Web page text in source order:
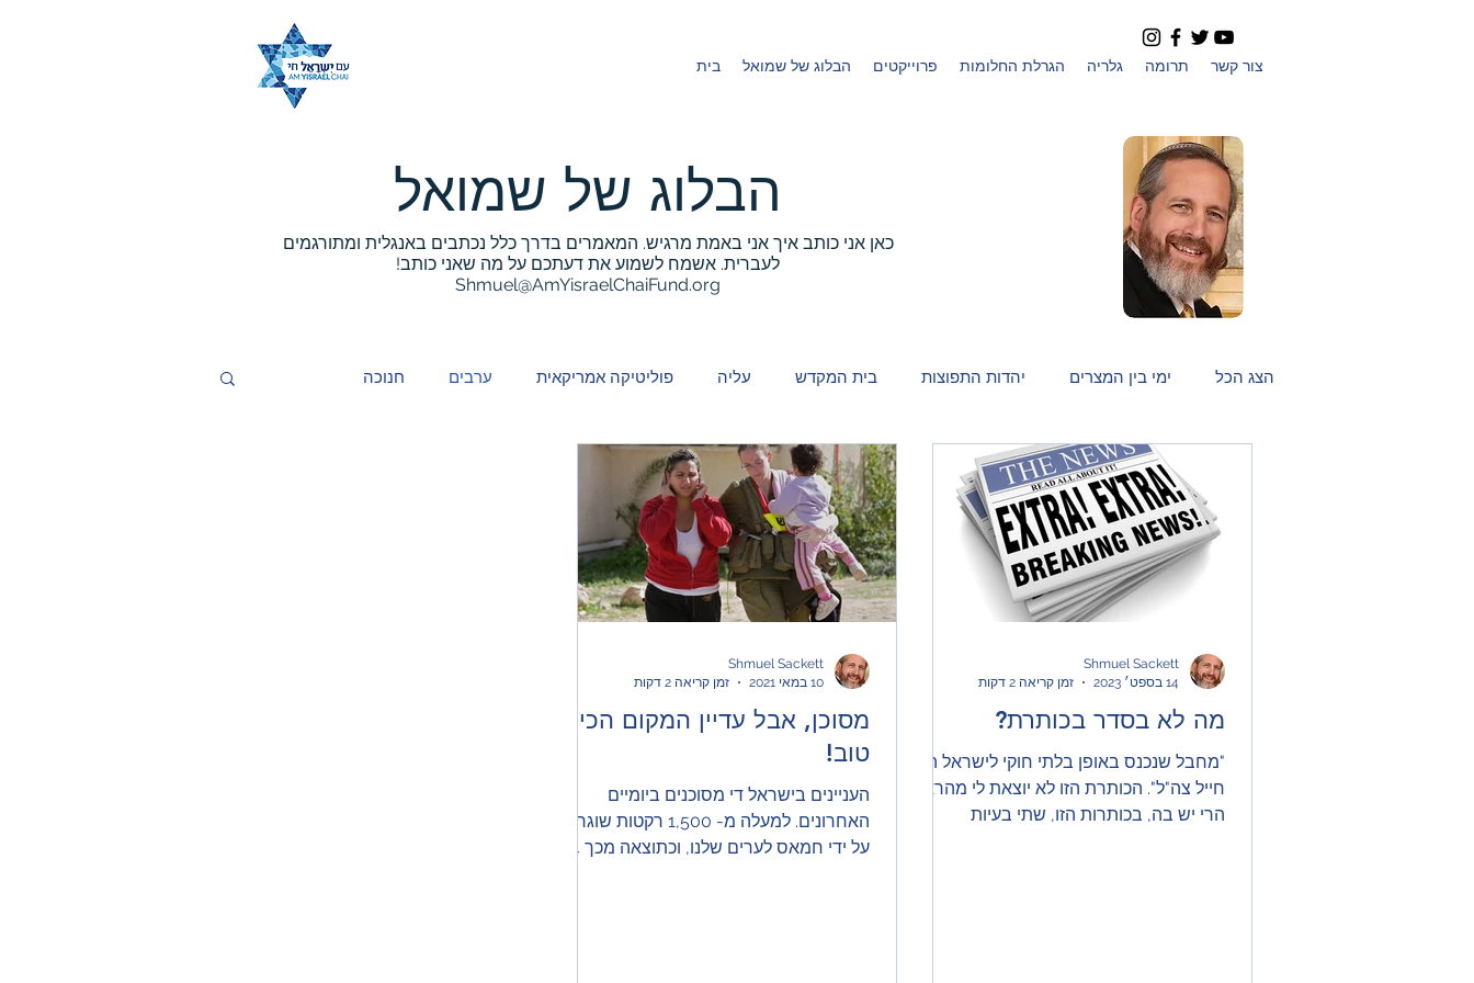
בית הבלוג של שמואל פרוייקטים הגרלת החלומות גלריה תרומה צור קשר
הבלוג של שמואל
כאן אני כותב איך אני באמת מרגיש. המאמרים בדרך כלל נכתבים באנגלית ומתורגמים
לעברית. אשמח לשמוע את דעתכם על מה שאני כותב!
Shmuel@AmYisraelChaiFund.org
הצג הכל ימי בין המצרים יהדות התפוצות בית המקדש עליה פוליטיקה אמריקאית ערבים חנוכה
ראש השנה ויום כיפור קהילה מול עם פסח פוליטיקה ישראלית או"ם
יום העצמאות סוף לטרור עזה פורים זהות ומנהיגות יהודית גישה חיובית
מה לא בסדר בכותרת?
"מחבל שנכנס באופן בלתי חוקי לישראל הרג
חייל צה"ל". הכותרת הזו לא יוצאת לי מהראש.
הרי יש בה, בכותרות הזו, שתי בעיות
Shmuel Sackett
14 בספט׳ 2023
זמן קריאה 2 דקות
מסוכן, אבל עדיין המקום הכי
טוב!
העניינים בישראל די מסוכנים ביומיים
האחרונים. למעלה מ- 1,500 רקטות שוגרו
על ידי חמאס לערים שלנו, וכתוצאה מכך 4
Shmuel Sackett
10 במאי 2021
זמן קריאה 2 דקות